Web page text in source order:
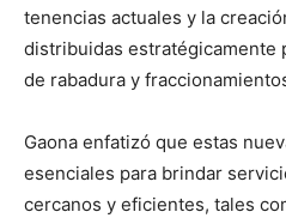
tenencias actuales y la
distribuidas estratégicamente
de rabadura y
Gaona enfatizó que estas
esenciales para brindar
cercanos y eficientes, tales